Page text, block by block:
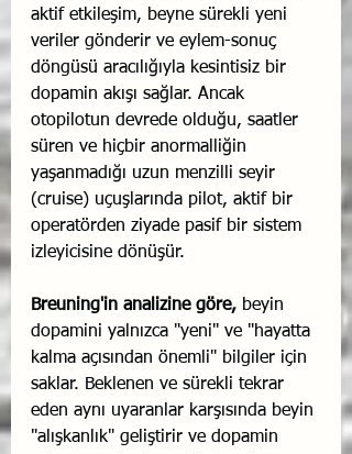
aktif etkileşim, beyne sürekli yeni
veriler gönderir ve eylem-sonuç
döngüsü aracılığıyla kesintisiz bir
dopamin akışı sağlar. Ancak
otopilotun devrede olduğu, saatler
süren ve hiçbir anormalliğin
yaşanmadığı uzun menzilli seyir
(cruise) uçuşlarında pilot, aktif bir
operatörden ziyade pasif bir sistem
izleyicisine dönüşür.
Breuning'in analizine göre, beyin
dopamini yalnızca "yeni" ve "hayatta
kalma açısından önemli" bilgiler için
saklar. Beklenen ve sürekli tekrar
eden aynı uyaranlar karşısında beyin
"alışkanlık" geliştirir ve dopamin